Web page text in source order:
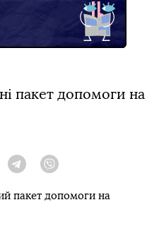
пакет допомоги на
Telegram
пакет допомоги на